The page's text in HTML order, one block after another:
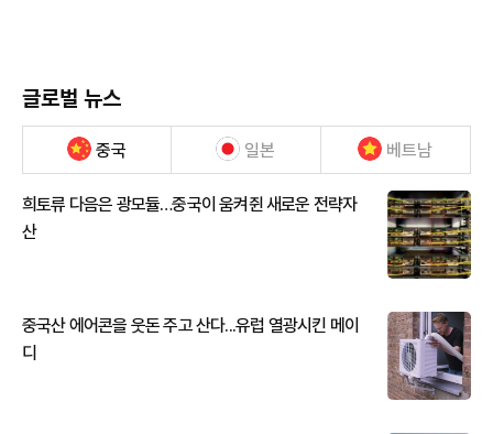
글로벌 뉴스
중국 일본 베트남
희토류 다음은 광모듈…중국이 움켜쥔 새로운 전략자
산
중국산 에어콘을 웃돈 주고 산다...유럽 열광시킨 메이
디